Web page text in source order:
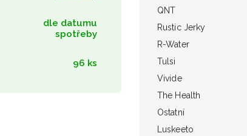
QNT
Rustic Jerky
R-Water
Tulsi
Vivide
The Health
Ostatní
Luskeeto
dle datumu
spotřeby
96 ks